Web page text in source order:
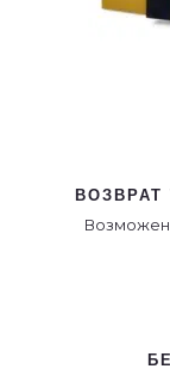
Возможен